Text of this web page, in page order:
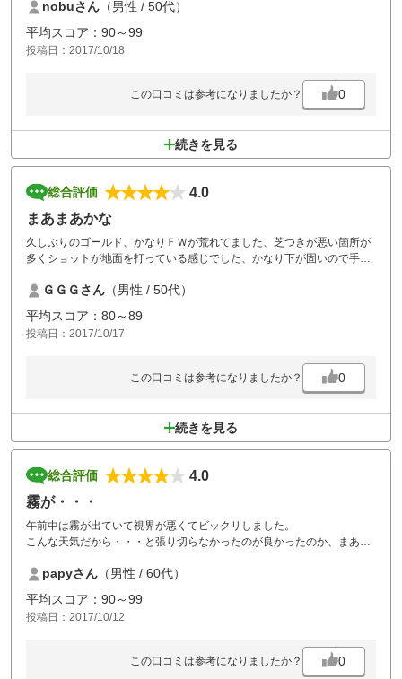
なので、また次回はと挑戦したくなるコースです。
食事つきのプランも、メニューが多く選べてＧＯＯＤです。
nobuさん （男性 / 50代）
平均スコア：90～99
投稿日：2017/10/18
この口コミは参考になりましたか？ 0
続きを見る
総合評価
4.0
まあまあかな
久しぶりのゴールド、かなりＦＷが荒れてました、芝つきが悪い箇所が
多くショットが地面を打っている感じでした、かなり下が固いので手首
のグリーンは好きなので、砂が速く馴染んでくれるのを祈ってます。
ＧＧＧさん （男性 / 50代）
平均スコア：80～89
投稿日：2017/10/17
この口コミは参考になりましたか？ 0
続きを見る
総合評価
4.0
霧が・・・
午前中は霧が出ていて視界が悪くてビックリしました。
こんな天気だから・・・と張り切らなかったのが良かったのか、まあま
午後は一転、いい天気になって一日でこんな違うのにもビックリ。
成績は今一。
わからないものです。
従業員の方々の感じの良さはいつも通り。
papyさん （男性 / 60代）
平均スコア：90～99
投稿日：2017/10/12
この口コミは参考になりましたか？ 0